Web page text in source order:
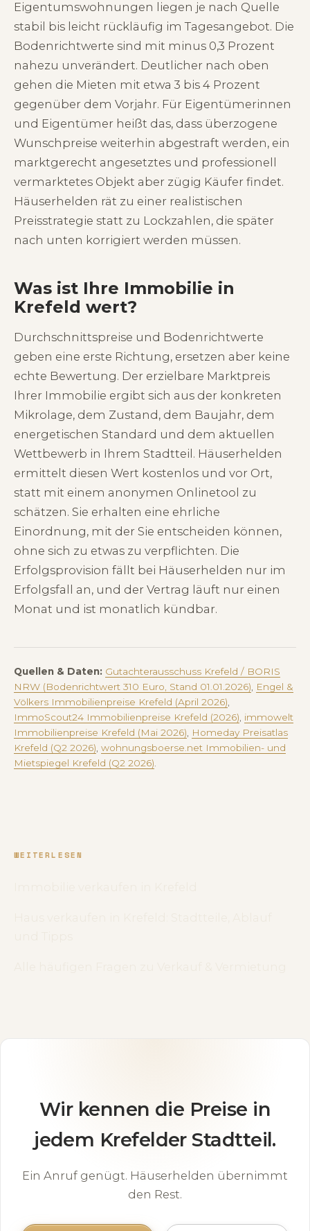
Eigentumswohnungen liegen je nach Quelle
stabil bis leicht rückläufig im Tagesangebot. Die
Bodenrichtwerte sind mit minus 0,3 Prozent
nahezu unverändert. Deutlicher nach oben
gehen die Mieten mit etwa 3 bis 4 Prozent
gegenüber dem Vorjahr. Für Eigentümerinnen
und Eigentümer heißt das, dass überzogene
Wunschpreise weiterhin abgestraft werden, ein
marktgerecht angesetztes und professionell
vermarktetes Objekt aber zügig Käufer findet.
Häuserhelden rät zu einer realistischen
Preisstrategie statt zu Lockzahlen, die später
nach unten korrigiert werden müssen.
Was ist Ihre Immobilie in
Krefeld wert?
Durchschnittspreise und Bodenrichtwerte
geben eine erste Richtung, ersetzen aber keine
echte Bewertung. Der erzielbare Marktpreis
Ihrer Immobilie ergibt sich aus der konkreten
Mikrolage, dem Zustand, dem Baujahr, dem
energetischen Standard und dem aktuellen
Wettbewerb in Ihrem Stadtteil. Häuserhelden
ermittelt diesen Wert kostenlos und vor Ort,
statt mit einem anonymen Onlinetool zu
schätzen. Sie erhalten eine ehrliche
Einordnung, mit der Sie entscheiden können,
ohne sich zu etwas zu verpflichten. Die
Erfolgsprovision fällt bei Häuserhelden nur im
Erfolgsfall an, und der Vertrag läuft nur einen
Monat und ist monatlich kündbar.
Quellen & Daten: Gutachterausschuss Krefeld / BORIS
NRW (Bodenrichtwert 310 Euro, Stand 01.01.2026)
Engel &
Völkers Immobilienpreise Krefeld (April 2026)
ImmoScout24 Immobilienpreise Krefeld (2026) immowelt
Immobilienpreise Krefeld (Mai 2026)
Homeday Preisatlas
Krefeld (Q2 2026) wohnungsboerse.net Immobilien- und
Mietspiegel Krefeld (Q2 2026)
WEITERLESEN
Wir kennen die Preise in
jedem Krefelder Stadtteil.
Ein Anruf genügt. Häuserhelden übernimmt
den Rest.